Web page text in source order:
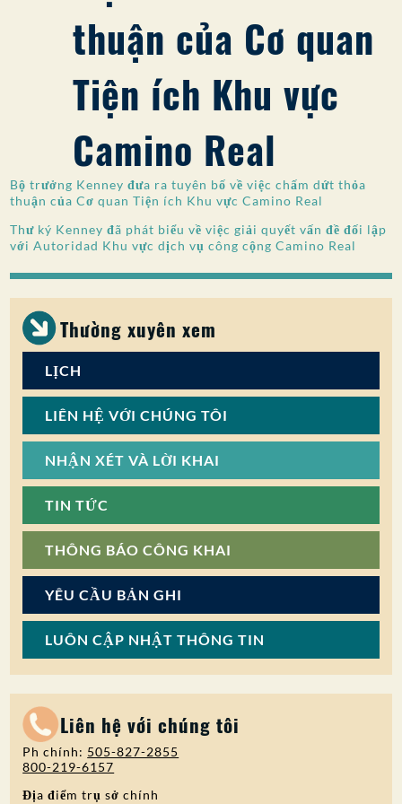
SỰ THAM GIA CỦA CÔNG CHÚNG
thuận của Cơ quan
Tiện ích Khu vực
Camino Real
Bộ trưởng Kenney đưa ra tuyên bố về việc chấm dứt thỏa
thuận của Cơ quan Tiện ích Khu vực Camino Real
Thư ký Kenney đã phát biểu về việc giải quyết vấn đề đối lập
với Autoridad Khu vực dịch vụ công cộng Camino Real
Thường xuyên xem
LỊCH
LIÊN HỆ VỚI CHÚNG TÔI
NHẬN XÉT VÀ LỜI KHAI
TIN TỨC
THÔNG BÁO CÔNG KHAI
YÊU CẦU BẢN GHI
LUÔN CẬP NHẬT THÔNG TIN
Liên hệ với chúng tôi
Ph chính: 505-827-2855
800-219-6157
Địa điểm trụ sở chính